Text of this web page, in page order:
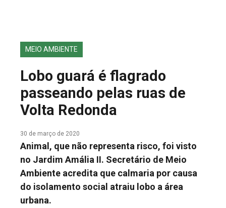
EDIÇÕES ANTERIORES
FALE CONOSCO
MEIO AMBIENTE
Lobo guará é flagrado
passeando pelas ruas de
Volta Redonda
30 de março de 2020
Animal, que não representa risco, foi visto
no Jardim Amália II. Secretário de Meio
Ambiente acredita que calmaria por causa
do isolamento social atraiu lobo a área
urbana.